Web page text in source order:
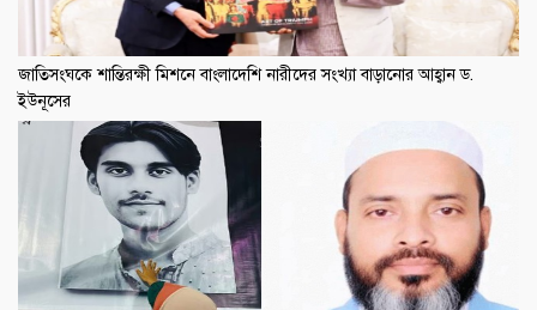
জাতিসংঘকে শান্তিরক্ষী মিশনে বাংলাদেশি নারীদের সংখ্যা বাড়ানোর আহ্বান ড.
ইউনূসের